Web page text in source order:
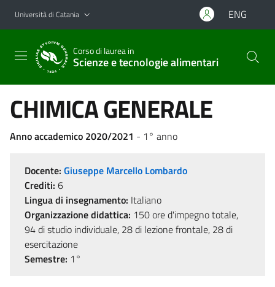
Vai al contenuto principale
Vai al menu di navigazione
Università di Catania ENG
Corso di laurea in
Scienze e tecnologie alimentari
CHIMICA GENERALE
Anno accademico 2020/2021 - 1° anno
Docente: Giuseppe Marcello Lombardo
Crediti: 6
Lingua di insegnamento: Italiano
Organizzazione didattica: 150 ore d'impegno totale,
94 di studio individuale, 28 di lezione frontale, 28 di
esercitazione
Semestre: 1°